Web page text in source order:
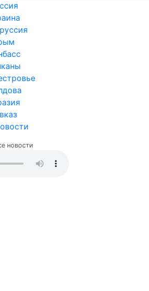
новости